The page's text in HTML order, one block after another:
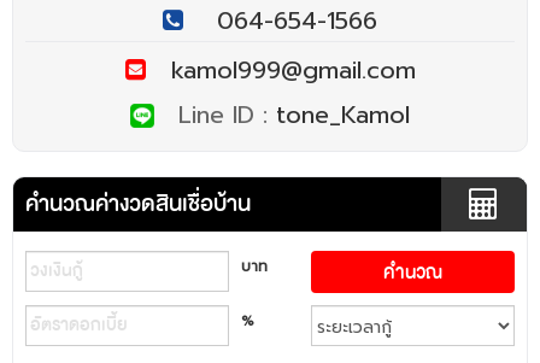
064-654-1566
kamol999@gmail.com
Line ID : tone_Kamol
คำนวณค่างวดสินเชื่อบ้าน
บาท
%